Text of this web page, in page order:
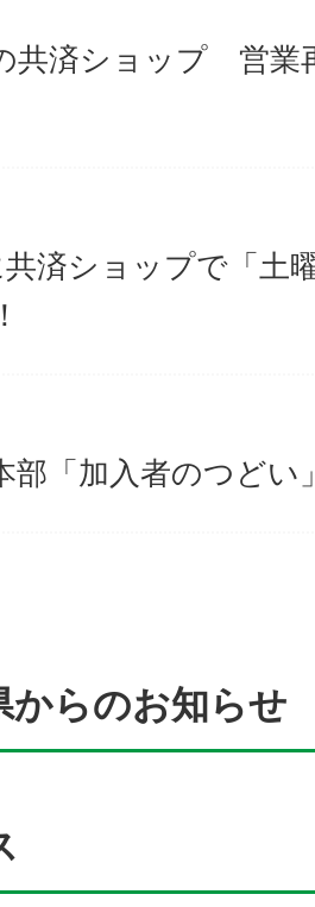
共済ショップ 営業
共済ショップで「
部「加入者のつどい
からのお知らせ